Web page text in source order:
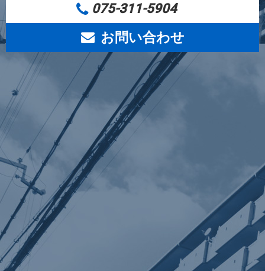
075-311-5904
お問い合わせ